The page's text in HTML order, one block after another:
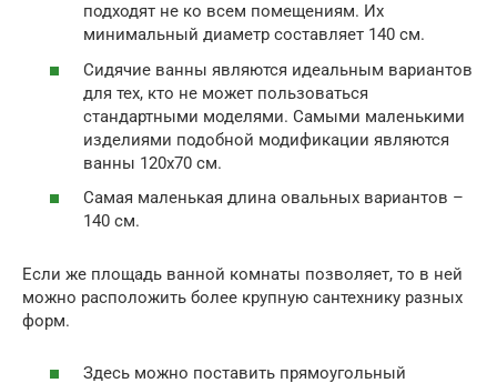
подходят не ко всем помещениям. Их
минимальный диаметр составляет 140 см.
Сидячие ванны являются идеальным вариантов
для тех, кто не может пользоваться
стандартными моделями. Самыми маленькими
изделиями подобной модификации являются
ванны 120х70 см.
Самая маленькая длина овальных вариантов –
140 см.
Если же площадь ванной комнаты позволяет, то в ней
можно расположить более крупную сантехнику разных
форм.
Здесь можно поставить прямоугольный